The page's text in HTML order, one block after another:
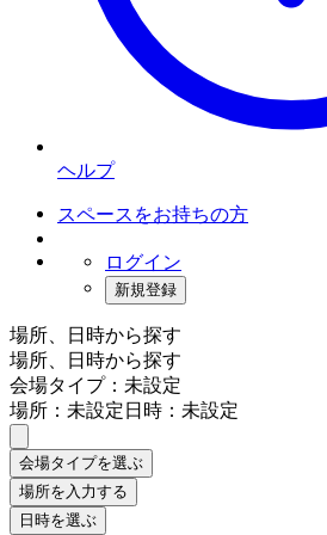
ヘルプ
スペースをお持ちの方
ログイン
新規登録
場所、日時から探す
場所、日時から探す
会場タイプ：未設定
場所：未設定日時：未設定
会場タイプを選ぶ
場所を入力する
日時を選ぶ